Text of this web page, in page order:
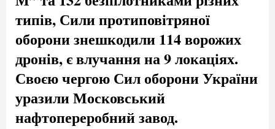
типів, Сили протиповітряної
оборони знешкодили 114 ворожих
дронів, є влучання на 9 локаціях.
Своєю чергою Сил оборони України
уразили Московський
нафтопереробний завод.